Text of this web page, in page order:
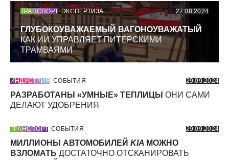
ТРАНСПОРТ ЭКСПЕРТИЗА 27.08.2024
ГЛУБОКОУВАЖАЕМЫЙ ВАГОНОУВАЖАТЫЙ
КАК ИИ УПРАВЛЯЕТ ПИТЕРСКИМИ
ТРАМВАЯМИ
ИНДУСТРИЯ СОБЫТИЯ 29.09.2024
РАЗРАБОТАНЫ «УМНЫЕ» ТЕПЛИЦЫ ОНИ САМИ
ДЕЛАЮТ УДОБРЕНИЯ
ТРАНСПОРТ СОБЫТИЯ 29.09.2024
МИЛЛИОНЫ АВТОМОБИЛЕЙ KIA МОЖНО
ВЗЛОМАТЬ ДОСТАТОЧНО ОТСКАНИРОВАТЬ